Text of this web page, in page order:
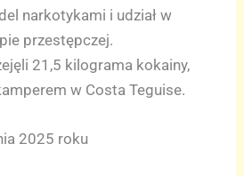
narkotykami i udział w
przestępczej.
21,5 kilograma kokainy,
w Costa Teguise.
2025 roku